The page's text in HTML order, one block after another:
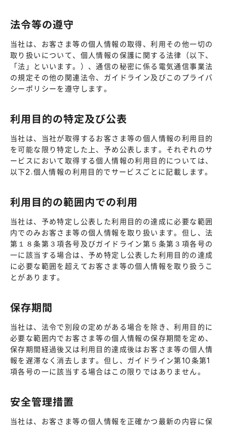
法令等の遵守
当社は、お客さま等の個人情報の取得、利用その他一切の
取り扱いについて、個人情報の保護に関する法律（以下、
「法」といいます。）、通信の秘密に係る電気通信事業法
の規定その他の関連法令、ガイドライン及びこのプライバ
シーポリシーを遵守します。
利用目的の特定及び公表
当社は、当社が取得するお客さま等の個人情報の利用目的
を可能な限り特定した上、予め公表します。それぞれのサ
ービスにおいて取得する個人情報の利用目的については、
以下2.個人情報の利用目的でサービスごとに記載します。
利用目的の範囲内での利用
当社は、予め特定し公表した利用目的の達成に必要な範囲
内でのみお客さま等の個人情報を取り扱います。但し、法
第１８条第３項各号及びガイドライン第５条第３項各号の
一に該当する場合は、予め特定し公表した利用目的の達成
に必要な範囲を超えてお客さま等の個人情報を取り扱うこ
とがあります。
保存期間
当社は、法令で別段の定めがある場合を除き、利用目的に
必要な範囲内でお客さま等の個人情報の保存期間を定め、
保存期間経過後又は利用目的達成後はお客さま等の個人情
報を遅滞なく消去します。但し、ガイドライン第10条第1
項各号の一に該当する場合はこの限りではありません。
安全管理措置
当社は、お客さま等の個人情報を正確かつ最新の内容に保